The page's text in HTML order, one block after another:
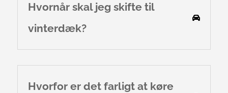
Hvornår skal jeg skifte til
vinterdæk?
Hvorfor er det farligt at køre